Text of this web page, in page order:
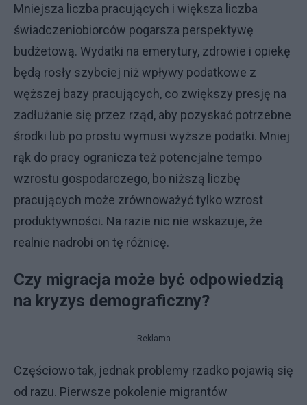
Mniejsza liczba pracujących i większa liczba
świadczeniobiorców pogarsza perspektywę
budżetową. Wydatki na emerytury, zdrowie i opiekę
będą rosły szybciej niż wpływy podatkowe z
węższej bazy pracujących, co zwiększy presję na
zadłużanie się przez rząd, aby pozyskać potrzebne
środki lub po prostu wymusi wyższe podatki. Mniej
rąk do pracy ogranicza też potencjalne tempo
wzrostu gospodarczego, bo niższą liczbę
pracujących może zrównoważyć tylko wzrost
produktywności. Na razie nic nie wskazuje, że
realnie nadrobi on tę różnicę.
Czy migracja może być odpowiedzią
na kryzys demograficzny?
Reklama
Częściowo tak, jednak problemy rzadko pojawią się
od razu. Pierwsze pokolenie migrantów